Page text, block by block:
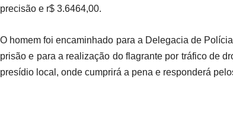
precisão e r$ 3.6464,00.
O homem foi encaminhado para a Delegacia de
prisão e para a realização do flagrante por tráfico de
presídio local, onde cumprirá a pena e responderá